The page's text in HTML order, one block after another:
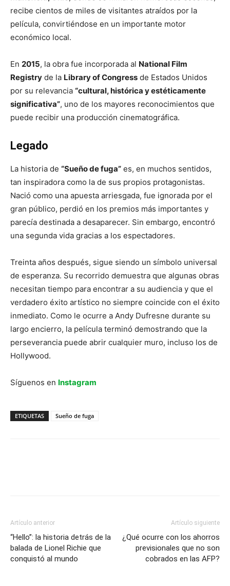
recibe cientos de miles de visitantes atraídos por la
película, convirtiéndose en un importante motor
económico local.
En 2015, la obra fue incorporada al National Film
Registry de la Library of Congress de Estados Unidos
por su relevancia “cultural, histórica y estéticamente
significativa”, uno de los mayores reconocimientos que
puede recibir una producción cinematográfica.
Legado
La historia de “Sueño de fuga” es, en muchos sentidos,
tan inspiradora como la de sus propios protagonistas.
Nació como una apuesta arriesgada, fue ignorada por el
gran público, perdió en los premios más importantes y
parecía destinada a desaparecer. Sin embargo, encontró
una segunda vida gracias a los espectadores.
Treinta años después, sigue siendo un símbolo universal
de esperanza. Su recorrido demuestra que algunas obras
necesitan tiempo para encontrar a su audiencia y que el
verdadero éxito artístico no siempre coincide con el éxito
inmediato. Como le ocurre a Andy Dufresne durante su
largo encierro, la película terminó demostrando que la
perseverancia puede abrir cualquier muro, incluso los de
Hollywood.
Síguenos en Instagram
ETIQUETAS Sueño de fuga
Artículo anterior
“Hello”: la historia detrás de la
balada de Lionel Richie que
conquistó al mundo
Artículo siguiente
¿Qué ocurre con los ahorros
previsionales que no son
cobrados en las AFP?